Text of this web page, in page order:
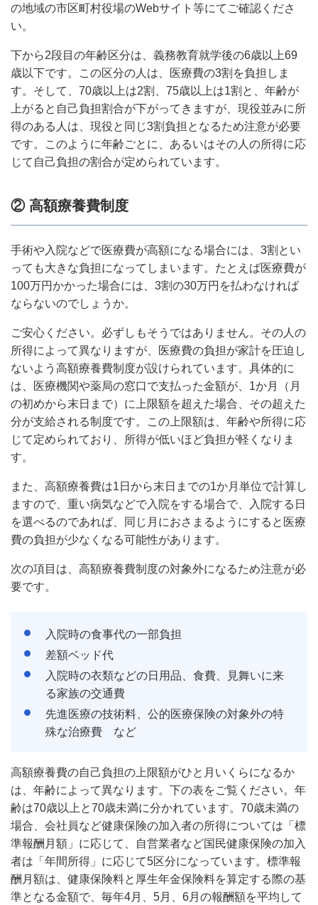
の地域の市区町村役場のWebサイト等にてご確認くださ
い。
下から2段目の年齢区分は、義務教育就学後の6歳以上69
歳以下です。この区分の人は、医療費の3割を負担しま
す。そして、70歳以上は2割、75歳以上は1割と、年齢が
上がると自己負担割合が下がってきますが、現役並みに所
得のある人は、現役と同じ3割負担となるため注意が必要
です。このように年齢ごとに、あるいはその人の所得に応
じて自己負担の割合が定められています。
② 高額療養費制度
手術や入院などで医療費が高額になる場合には、3割とい
っても大きな負担になってしまいます。たとえば医療費が
100万円かかった場合には、3割の30万円を払わなければ
ならないのでしょうか。
ご安心ください。必ずしもそうではありません。その人の
所得によって異なりますが、医療費の負担が家計を圧迫し
ないよう高額療養費制度が設けられています。具体的に
は、医療機関や薬局の窓口で支払った金額が、1か月（月
の初めから末日まで）に上限額を超えた場合、その超えた
分が支給される制度です。この上限額は、年齢や所得に応
じて定められており、所得が低いほど負担が軽くなりま
す。
また、高額療養費は1日から末日までの1か月単位で計算し
ますので、重い病気などで入院をする場合で、入院する日
を選べるのであれば、同じ月におさまるようにすると医療
費の負担が少なくなる可能性があります。
次の項目は、高額療養費制度の対象外になるため注意が必
要です。
入院時の食事代の一部負担
差額ベッド代
入院時の衣類などの日用品、食費、見舞いに来
る家族の交通費
先進医療の技術料、公的医療保険の対象外の特
殊な治療費 など
高額療養費の自己負担の上限額がひと月いくらになるか
は、年齢によって異なります。下の表をご覧ください。年
齢は70歳以上と70歳未満に分かれています。70歳未満の
場合、会社員など健康保険の加入者の所得については「標
準報酬月額」に応じて、自営業者など国民健康保険の加入
者は「年間所得」に応じて5区分になっています。標準報
酬月額は、健康保険料と厚生年金保険料を算定する際の基
準となる金額で、毎年4月、5月、6月の報酬額を平均して